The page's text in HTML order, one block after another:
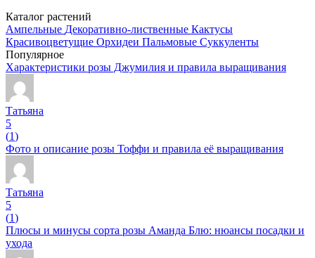
Каталог растений
Ампельные Декоративно-лиственные Кактусы
Красивоцветущие Орхидеи Пальмовые Суккуленты
Популярное
Характеристики розы Джумилия и правила выращивания
Татьяна
5
(1)
Фото и описание розы Тоффи и правила её выращивания
Татьяна
5
(1)
Плюсы и минусы сорта розы Аманда Блю: нюансы посадки и
ухода